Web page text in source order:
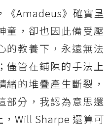
《Amadeus》確實呈
童，卻也因此備受壓
的教養下，永遠無法
儘管在鋪陳的手法上
的堆疊產生斷裂，
部分，我認為意思還
Will Sharpe 還算可